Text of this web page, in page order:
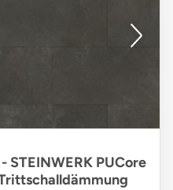
STEINWERK PUCore